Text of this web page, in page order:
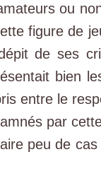
ou
figure de
de ses
bien
entre le
par
peu de